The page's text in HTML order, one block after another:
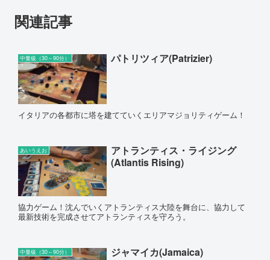
関連記事
中量級（30～90分） パトリツィア(Patrizier)
イタリアの各都市に塔を建てていくエリアマジョリティゲーム！
あいうえお
アトランティス・ライジング
(Atlantis Rising)
協力ゲーム！沈んでいくアトランティス大陸を舞台に、協力して
最新技術を完成させてアトランティスを守ろう。
中量級（30～90分） ジャマイカ(Jamaica)